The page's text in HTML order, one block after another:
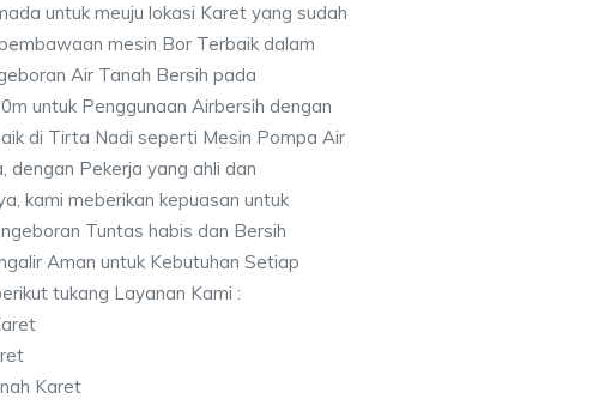
untuk meuju lokasi Karet yang sudah
mesin Bor Terbaik dalam
Air Tanah Bersih pada
untuk Penggunaan Airbersih dengan
di Tirta Nadi seperti Mesin Pompa Air
dengan Pekerja yang ahli dan
kami meberikan kepuasan untuk
Tuntas habis dan Bersih
Aman untuk Kebutuhan Setiap
tukang Layanan Kami :
Karet